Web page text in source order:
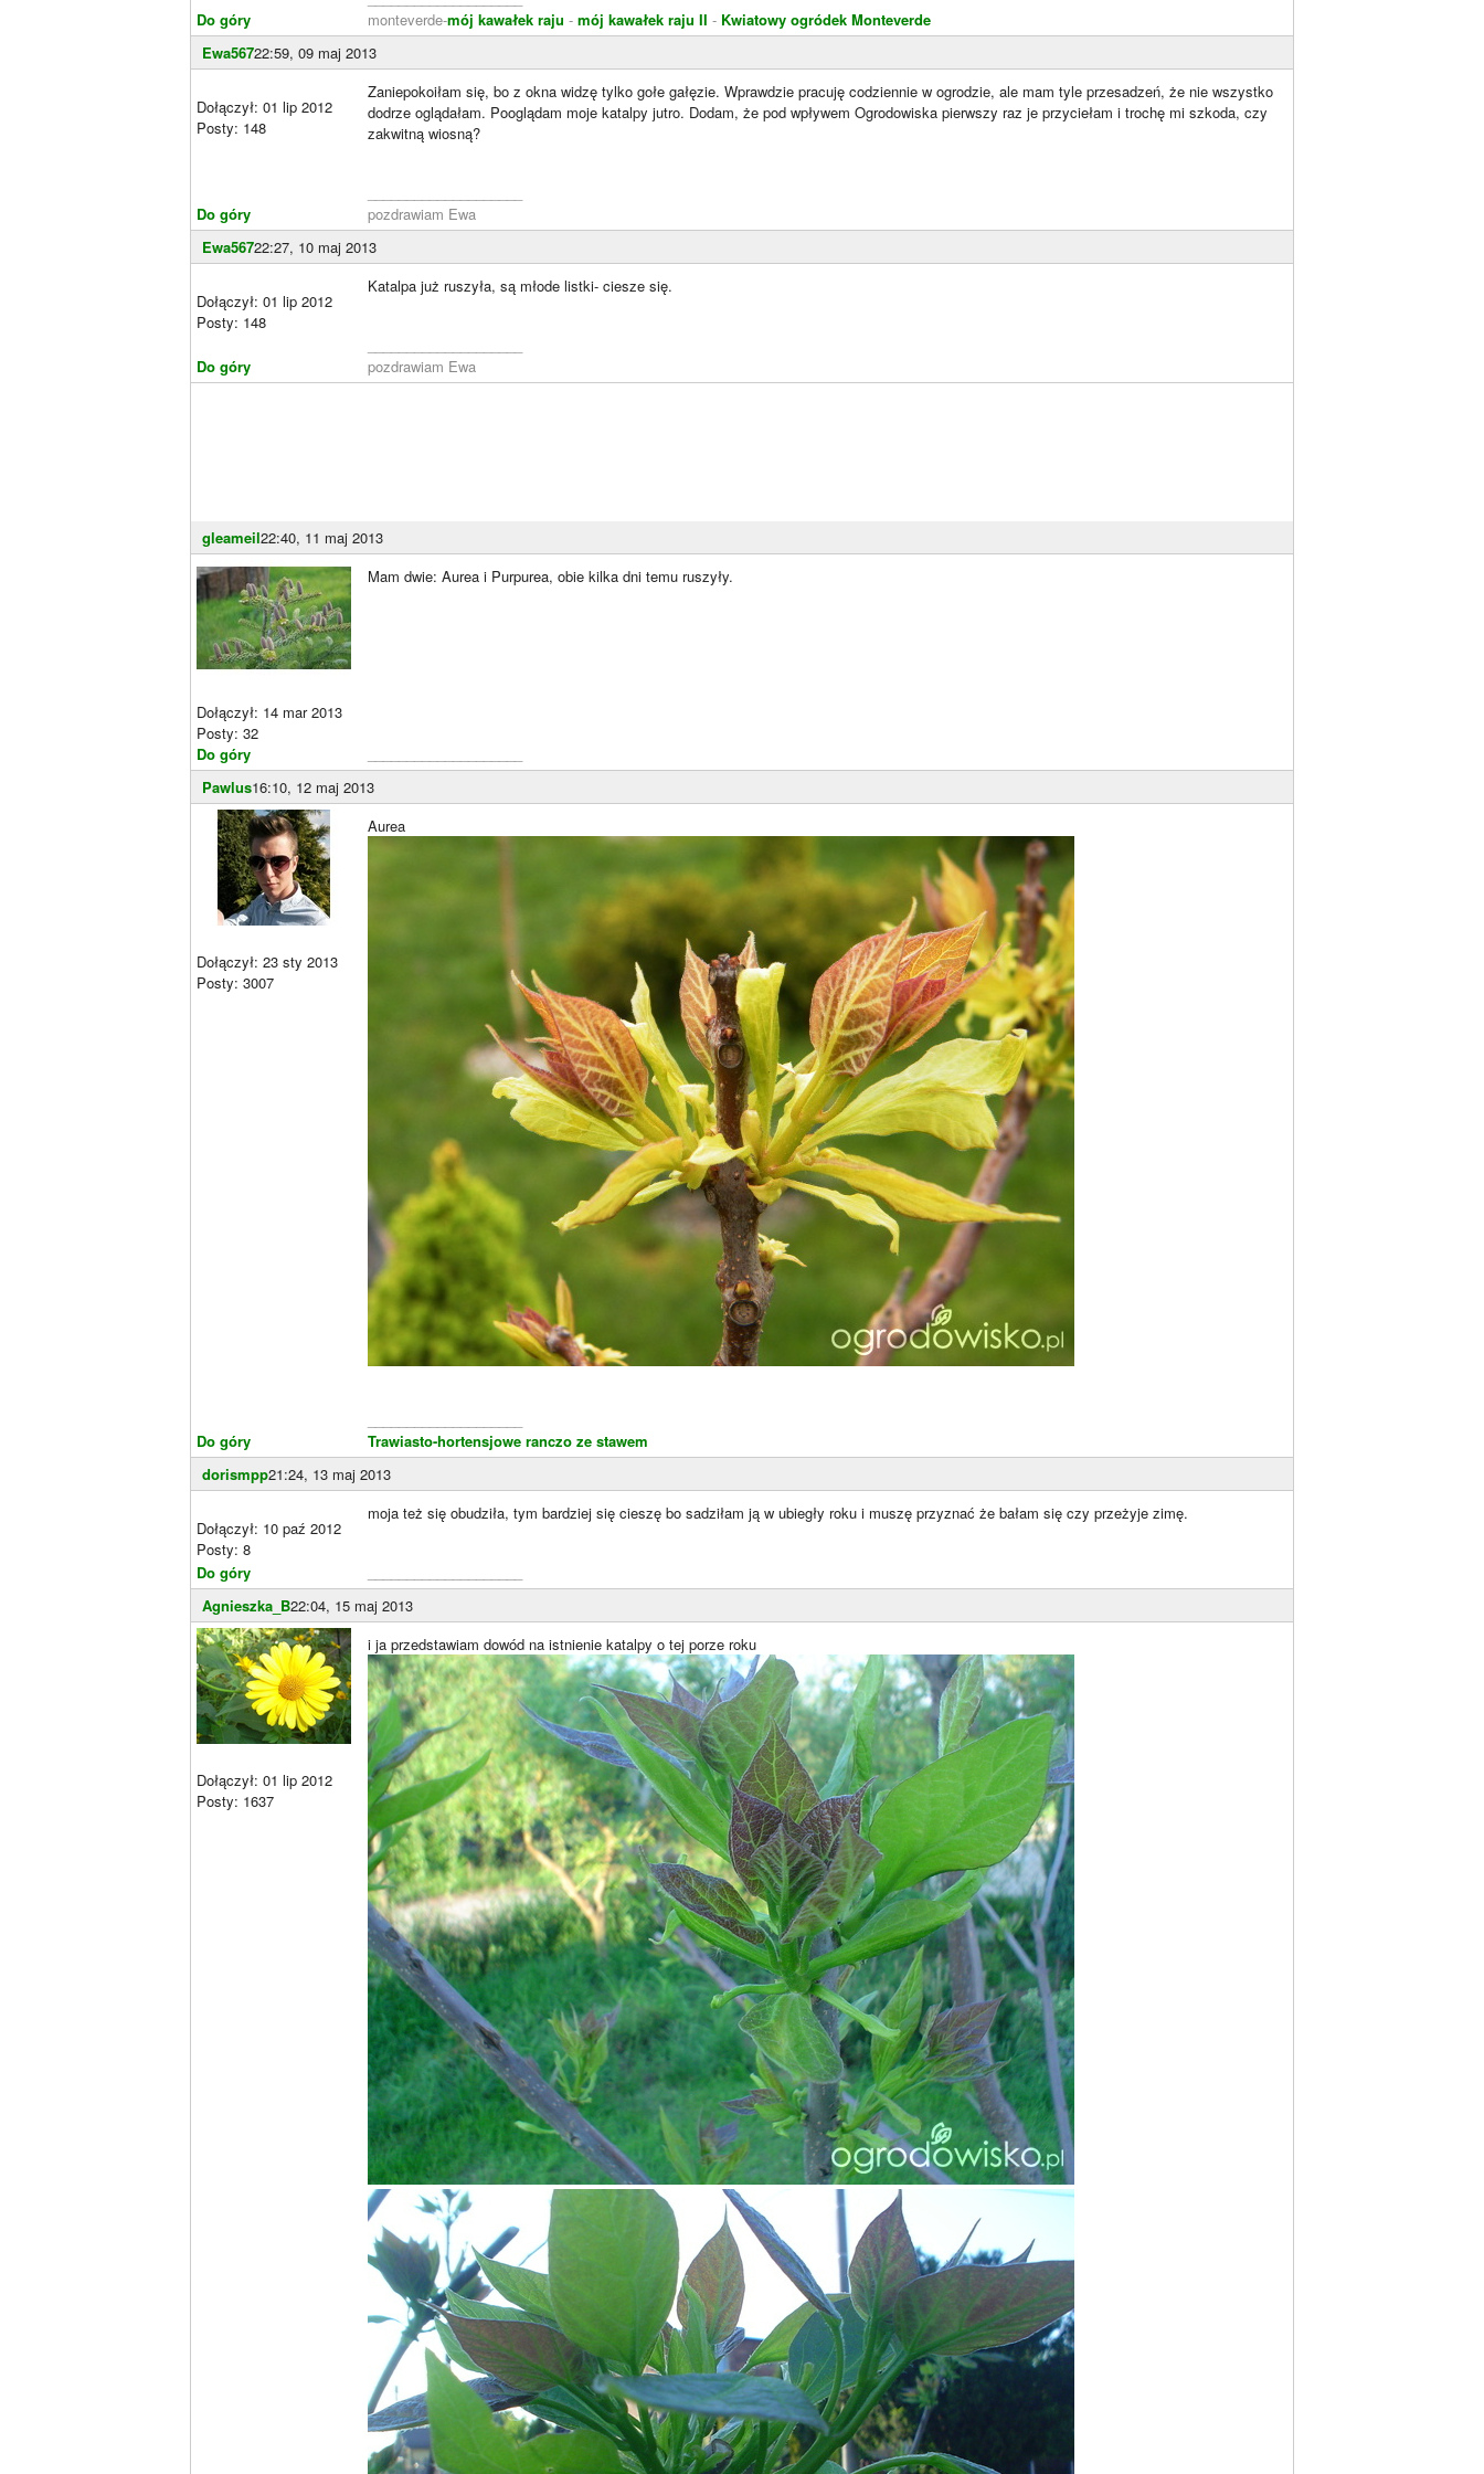
Do góry
monteverde-mój kawałek raju - mój kawałek raju II - Kwiatowy ogródek Monteverde
Ewa56722:59, 09 maj 2013
Dołączył: 01 lip 2012
Posty: 148
Do góry
Zaniepokoiłam się, bo z okna widzę tylko gołe gałęzie. Wprawdzie pracuję codziennie w ogrodzie, ale mam tyle przesadzeń, że nie wszystko
dodrze oglądałam. Pooglądam moje katalpy jutro. Dodam, że pod wpływem Ogrodowiska pierwszy raz je przyciełam i trochę mi szkoda, czy
zakwitną wiosną?
pozdrawiam Ewa
Ewa56722:27, 10 maj 2013
Dołączył: 01 lip 2012
Posty: 148
Do góry
Katalpa już ruszyła, są młode listki- ciesze się.
pozdrawiam Ewa
gleameil22:40, 11 maj 2013
Dołączył: 14 mar 2013
Posty: 32
Do góry
Mam dwie: Aurea i Purpurea, obie kilka dni temu ruszyły.
Pawlus16:10, 12 maj 2013
Dołączył: 23 sty 2013
Posty: 3007
Do góry
Aurea
Trawiasto-hortensjowe ranczo ze stawem
dorismpp21:24, 13 maj 2013
Dołączył: 10 paź 2012
Posty: 8
Do góry
moja też się obudziła, tym bardziej się cieszę bo sadziłam ją w ubiegły roku i muszę przyznać że bałam się czy przeżyje zimę.
Agnieszka_B22:04, 15 maj 2013
Dołączył: 01 lip 2012
Posty: 1637
i ja przedstawiam dowód na istnienie katalpy o tej porze roku